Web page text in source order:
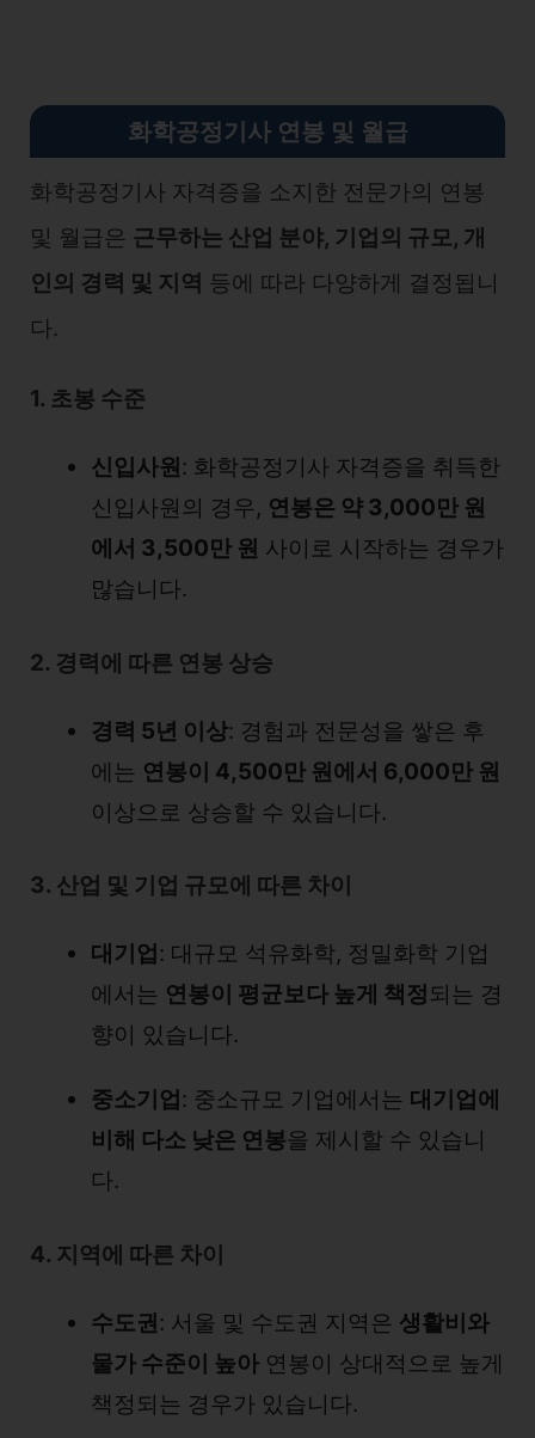
화학공정기사 연봉 및 월급
화학공정기사 자격증을 소지한 전문가의 연봉
및 월급은 근무하는 산업 분야, 기업의 규모, 개
인의 경력 및 지역 등에 따라 다양하게 결정됩니
다.
1. 초봉 수준
신입사원 : 화학공정기사 자격증을 취득한
신입사원의 경우, 연봉은 약 3,000만 원
에서 3,500만 원 사이로 시작하는 경우가
많습니다.
2. 경력에 따른 연봉 상승
경력 5년 이상: 경험과 전문성을 쌓은 후
에는 연봉이 4,500만 원에서 6,000만 원
이상으로 상승할 수 있습니다.
3. 산업 및 기업 규모에 따른 차이
대기업 : 대규모 석유화학, 정밀화학 기업
에서는 연봉이 평균보다 높게 책정되는 경
향이 있습니다.
중소기업 : 중소규모 기업에서는 대기업에
비해 다소 낮은 연봉을 제시할 수 있습니
다.
4. 지역에 따른 차이
수도권: 서울 및 수도권 지역은 생활비와
물가 수준이 높아 연봉이 상대적으로 높게
책정되는 경우가 있습니다.